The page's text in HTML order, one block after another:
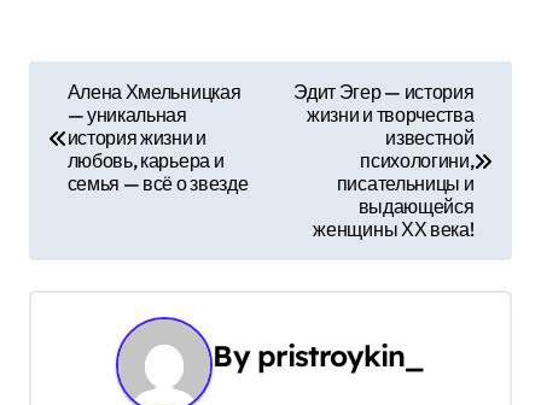
г
Алена Хмельницкая
— уникальная
история жизни и
любовь, карьера и
семья — всё о звезде
Эдит Эгер — история
жизни и творчества
известной
психологини,
писательницы и
выдающейся
женщины ХХ века!
By pristroykin_